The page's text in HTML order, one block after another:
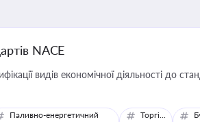
NACE
видів економічної діяльності до
Паливно-енергетичний
Торгівля